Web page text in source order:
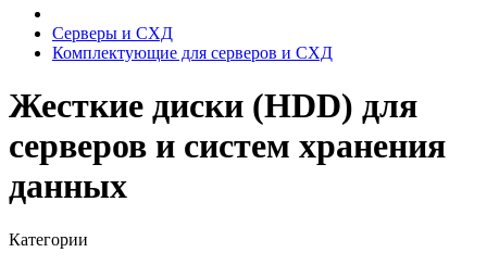
Серверы и СХД
Комплектующие для серверов и СХД
Жесткие диски (HDD) для
серверов и систем хранения
данных
Категории